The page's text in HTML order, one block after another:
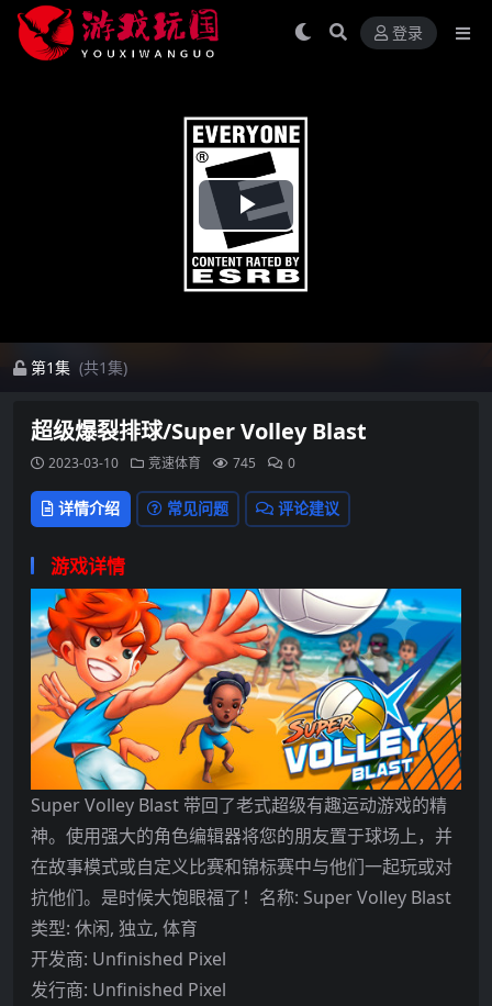
登录
Play
Video
第1集 (共1集)
超级爆裂排球/Super Volley Blast
2023-03-10 竞速体育 745 0
详情介绍 常见问题 评论建议
游戏详情
Super Volley Blast 带回了老式超级有趣运动游戏的精
神。使用强大的角色编辑器将您的朋友置于球场上，并
在故事模式或自定义比赛和锦标赛中与他们一起玩或对
抗他们。是时候大饱眼福了！名称: Super Volley Blast
类型: 休闲, 独立, 体育
开发商: Unfinished Pixel
发行商: Unfinished Pixel